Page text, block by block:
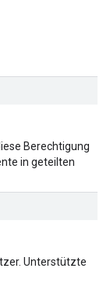
Berechtigung
in geteilten
Unterstützte